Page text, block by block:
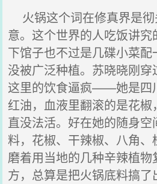
火锅这个词在修真界是
意。这个世界的人吃饭讲
下馆子也不过是几碟小菜
没被广泛种植。苏晓晓刚
这里的饮食逼疯——她是四
红油，血液里翻滚的是花
直没法活。好在她的随身
料，花椒、干辣椒、八角
磨着用当地的几种辛辣植
方，总算是把火锅底料搞了